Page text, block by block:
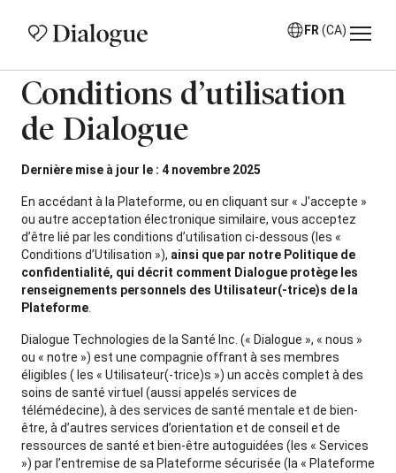
FR (CA)
Conditions d’utilisation
de Dialogue
Dernière mise à jour le : 4 novembre 2025
En accédant à la Plateforme, ou en cliquant sur « J'accepte »
ou autre acceptation électronique similaire, vous acceptez
d’être lié par les conditions d’utilisation ci-dessous (les «
Conditions d’Utilisation »), ainsi que par notre Politique de
confidentialité, qui décrit comment Dialogue protège les
renseignements personnels des Utilisateur(-trice)s de la
Plateforme
Dialogue Technologies de la Santé Inc. (« Dialogue », « nous »
ou « notre ») est une compagnie offrant à ses membres
éligibles ( les « Utilisateur(-trice)s ») un accès complet à des
soins de santé virtuel (aussi appelés services de
télémédecine), à des services de santé mentale et de bien-
être, à d’autres services d’orientation et de conseil et de
ressources de santé et bien-être autoguidées (les « Services
») par l’entremise de sa Plateforme sécurisée (la « Plateforme